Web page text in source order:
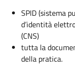
SPID (sistema
d’identità
(CNS)
tutta la
della pratica.